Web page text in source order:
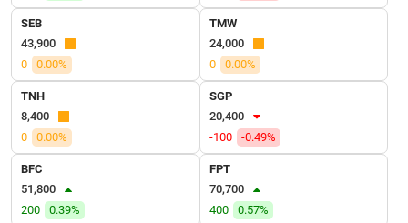
SEB
43,900
0
0.00%
TMW
24,000
0
0.00%
TNH
8,400
0
0.00%
SGP
20,400
-100
-0.49%
BFC
51,800
200
0.39%
FPT
70,700
400
0.57%
TIỆN
ÍCH
BẤT
ĐỘNG